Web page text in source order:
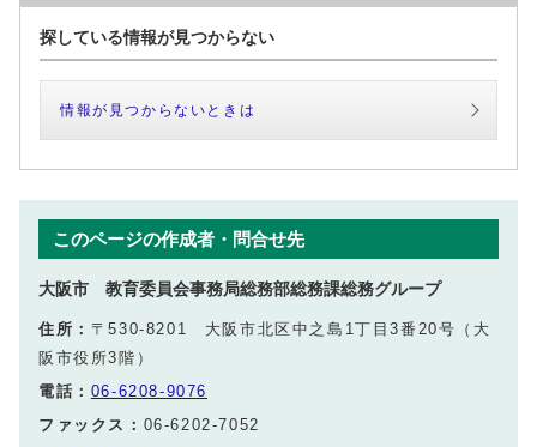
探している情報が見つからない
情報が見つからないときは
このページの作成者・問合せ先
大阪市 教育委員会事務局総務部総務課総務グループ
住所： 〒530-8201 大阪市北区中之島1丁目3番20号（大
阪市役所3階）
電話： 06-6208-9076
ファックス： 06-6202-7052